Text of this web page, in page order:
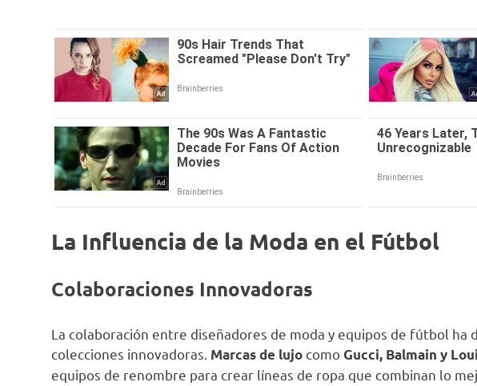
La Influencia de la Moda en el Fútbol
Colaboraciones Innovadoras
La colaboración entre diseñadores de moda y equipos de fútbol ha
colecciones innovadoras. Marcas de lujo como Gucci, Balmain y
equipos de renombre para crear líneas de ropa que combinan lo